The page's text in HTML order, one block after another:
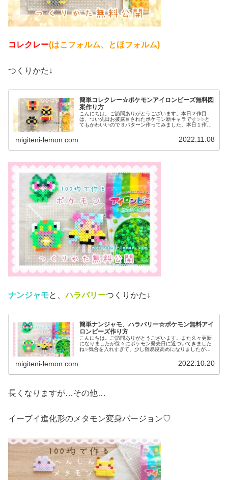
コレクレー(はこフォルム、とほフォルム)
つくりかた↓
簡単コレクレー☆ポケモンアイロンビーズ無料図
案作り方
こんにちは。ご訪問ありがとうございます。本日２作目
は、つい先日お披露目されたポケモン新キャラです✨✨と
てもかわいいので３パターン作ってみました。本日１作目
migiteni-lemon.com 2022.11.08
ナンジャモと、ハラバリーつくりかた↓
簡単ナンジャモ、ハラバリー☆ポケモン無料アイ
ロンビーズ作り方
こんにちは。ご訪問ありがとうございます。また久々更新
になりましたが徐々にポケモン発売日に近づいてきました
ね✨気合を入れすぎて、少し難易度高めになりましたがぜ
migiteni-lemon.com 2022.10.20
長くなりますが…その他…
イーブイ進化形のメタモン変身バージョン♡